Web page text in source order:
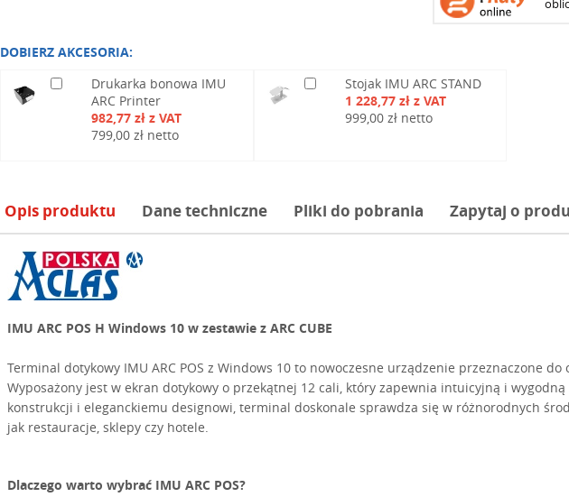
DOBIERZ AKCESORIA:
Drukarka bonowa IMU
ARC Printer
982,77 zł z VAT
799,00 zł netto
Stojak IMU ARC STAND
1 228,77 zł z VAT
999,00 zł netto
Opis produktu Dane techniczne Pliki do pobrania Zapytaj o
IMU ARC POS H Windows 10 w zestawie z ARC CUBE
Terminal dotykowy IMU ARC POS z Windows 10 to nowoczesne urządzenie przeznaczone do
Wyposażony jest w ekran dotykowy o przekątnej 12 cali, który zapewnia intuicyjną i wygodną
konstrukcji i eleganckiemu designowi, terminal doskonale sprawdza się w różnorodnych
jak restauracje, sklepy czy hotele.
Dlaczego warto wybrać IMU ARC POS?